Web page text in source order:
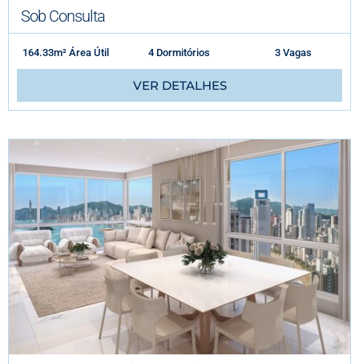
Sob Consulta
164.33m² Área Útil 4 Dormitórios 3 Vagas
VER DETALHES